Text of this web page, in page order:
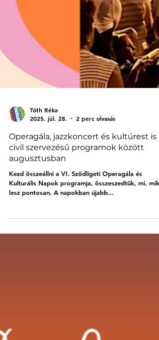
Tóth Réka
2025. júl. 28.
Operagála, jazzkoncert és kultúrest is a
civil szervezésű programok között
augusztusban
Kezd összeállni a VI. Sződligeti Operagála és